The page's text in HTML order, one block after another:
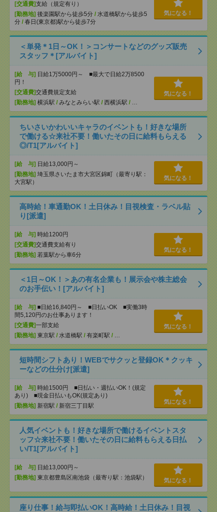
[交通費]支給（規定有り）
[勤務地] 後楽園駅から徒歩5分 / 水道橋駅から徒歩5
分 / 春日(東京都)駅から徒歩7分
気になる！
＜単発＊1日～OK！＞コンサートなどのグッズ販売
スタッフ＊[アルバイト]
[給 与] 日給1万5000円～ ■最大で日給2万8500
円！
[交通費]交通費規定支給
[勤務地] 横浜駅 / みなとみらい駅 / 西横浜駅 / …
気になる！
ちいさいかわいいキャラのイベントも！好きな場所
で働ける☆来社不要！働いたその日に給料もらえる
◎/T1[アルバイト]
[給 与] 日給13,000円～
[勤務地] 埼玉県さいたま市大宮区錦町（最寄り駅：
大宮駅）
気になる！
高時給！車通勤OK！土日休み！目視検査・ラベル貼
り[派遣]
[給 与] 時給1200円
[交通費]交通費支給有り
[勤務地] 若葉駅から車6分
気になる！
＜1日～OK！＞あの有名企業も！展示会や株主総会
のお手伝い！[アルバイト]
[給 与] ■日給16,840円～ ■日払いOK ■実働3時
間5,120円のお仕事あります！
[交通費]一部支給
[勤務地] 東京駅 / 水道橋駅 / 有楽町駅 / …
気になる！
短時間シフトあり！WEBでサクッと登録OK＊クッキ
ーなどの仕分け[派遣]
[給 与] 時給1500円 ■日払い・週払いOK！(規定
あり) ■現金日払いもOK(規定あり)
[勤務地] 新宿駅 / 新宿三丁目駅
気になる！
人気イベントも！好きな場所で働けるイベントスタ
ッフ☆来社不要！働いたその日に給料もらえる日払
い/T1[アルバイト]
[給 与] 日給13,000円～
[勤務地] 東京都豊島区南池袋（最寄り駅：池袋駅） 気になる！
座り仕事！給与即払いOK！高時給！土日休み！目視